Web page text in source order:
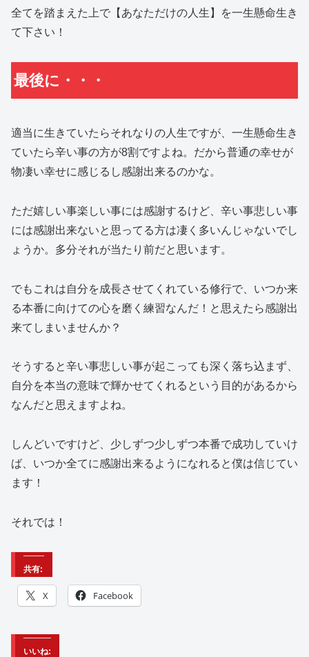
全てを踏まえた上で【あなただけの人生】を一生懸命生き
て下さい！
最後に・・・
適当に生きていたらそれなりの人生ですが、一生懸命生き
ていたら辛い事の方が8割ですよね。だから普通の幸せが
物凄い幸せに感じるし感謝出来るのかな。
ただ嬉しい事楽しい事には感謝するけど、辛い事悲しい事
には感謝出来ないと思ってる方は凄く多いんじゃないでし
ょうか。多分それが当たり前だと思います。
でもこれは自分を成長させてくれている修行で、いつか来
る本番に向けての心を磨く練習なんだ！と思えたら感謝出
来てしまいませんか？
そうすると辛い事悲しい事が起こっても深く落ち込まず、
自分を本当の意味で輝かせてくれるという目的があるから
なんだと思えますよね。
しんどいですけど、少しずつ少しずつ本番で成功していけ
ば、いつか全てに感謝出来るようになれると僕は信じてい
ます！
それでは！
共有:
X Facebook
いいね: